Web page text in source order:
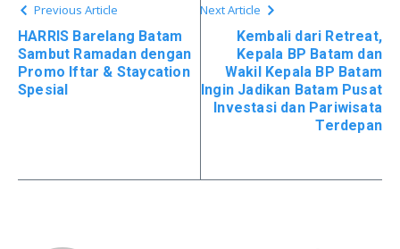
Previous Article
HARRIS Barelang Batam
Sambut Ramadan dengan
Promo Iftar & Staycation
Spesial
Next Article
Kembali dari Retreat,
Kepala BP Batam dan
Wakil Kepala BP Batam
Ingin Jadikan Batam Pusat
Investasi dan Pariwisata
Terdepan